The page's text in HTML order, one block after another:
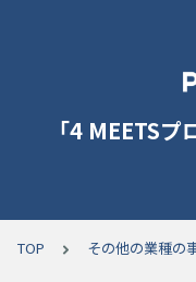
「4 MEETSプ
TOP その他の業種の